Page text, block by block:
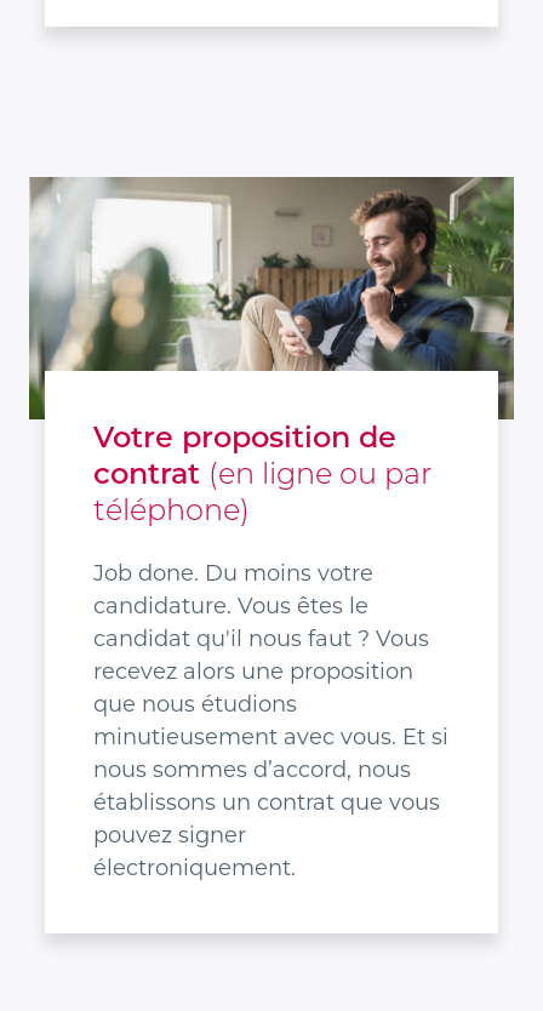
Votre proposition de
contrat (en ligne ou par
téléphone)
Job done. Du moins votre
candidature. Vous êtes le
candidat qu'il nous faut ? Vous
recevez alors une proposition
que nous étudions
minutieusement avec vous. Et si
nous sommes d’accord, nous
établissons un contrat que vous
pouvez signer
électroniquement.